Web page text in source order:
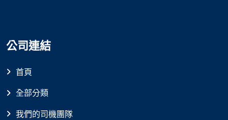
公司連結
首頁
全部分類
我們的司機團隊